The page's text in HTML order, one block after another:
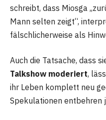
schreibt, dass Miosga
Mann selten zeigt“,
fälschlicherweise als
Auch die Tatsache, dass
Talkshow moderiert,
ihr Leben komplett neu
Spekulationen entbehren